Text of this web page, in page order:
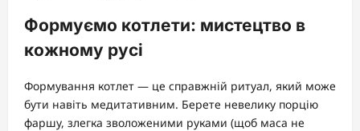
Формуємо котлети: мистецтво в
кожному русі
Формування котлет — це справжній ритуал, який може
бути навіть медитативним. Берете невелику порцію
фаршу, злегка зволоженими руками (щоб маса не